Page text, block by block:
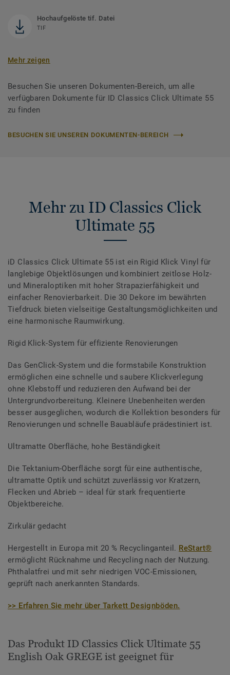
Hochaufgelöste tif. Datei
TIF
Mehr zeigen
Besuchen Sie unseren Dokumenten-Bereich, um alle
verfügbaren Dokumente für ID Classics Click Ultimate 55
zu finden
BESUCHEN SIE UNSEREN DOKUMENTEN-BEREICH
Mehr zu ID Classics Click
Ultimate 55
iD Classics Click Ultimate 55 ist ein Rigid Klick Vinyl für
langlebige Objektlösungen und kombiniert zeitlose Holz-
und Mineraloptiken mit hoher Strapazierfähigkeit und
einfacher Renovierbarkeit. Die 30 Dekore im bewährten
Tiefdruck bieten vielseitige Gestaltungsmöglichkeiten und
eine harmonische Raumwirkung.
Rigid Klick-System für effiziente Renovierungen
Das GenClick-System und die formstabile Konstruktion
ermöglichen eine schnelle und saubere Klickverlegung
ohne Klebstoff und reduzieren den Aufwand bei der
Untergrundvorbereitung. Kleinere Unebenheiten werden
besser ausgeglichen, wodurch die Kollektion besonders für
Renovierungen und schnelle Bauabläufe prädestiniert ist.
Ultramatte Oberfläche, hohe Beständigkeit
Die Tektanium-Oberfläche sorgt für eine authentische,
ultramatte Optik und schützt zuverlässig vor Kratzern,
Flecken und Abrieb – ideal für stark frequentierte
Objektbereiche.
Zirkulär gedacht
Hergestellt in Europa mit 20 % Recyclinganteil. ReStart®
ermöglicht Rücknahme und Recycling nach der Nutzung.
Phthalatfrei und mit sehr niedrigen VOC-Emissionen,
geprüft nach anerkannten Standards.
>> Erfahren Sie mehr über Tarkett Designböden.
Das Produkt ID Classics Click Ultimate 55
English Oak GREGE ist geeignet für